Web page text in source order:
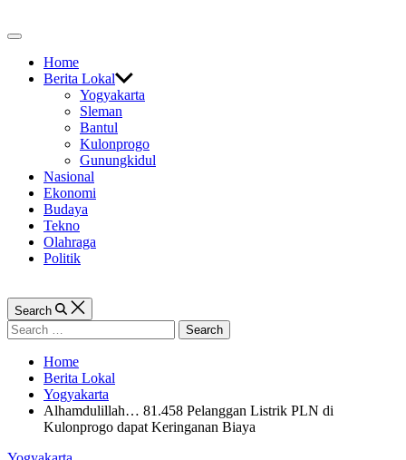
to
Off
CanvasHome
Berita Lokal
Yogyakarta
Sleman
Bantul
Kulonprogo
Gunungkidul
Nasional
Ekonomi
Budaya
Tekno
Olahraga
Politik
Search
Search
for:
Home
Berita Lokal
Yogyakarta
Alhamdulillah… 81.458 Pelanggan Listrik PLN di
Kulonprogo dapat Keringanan Biaya
Categories